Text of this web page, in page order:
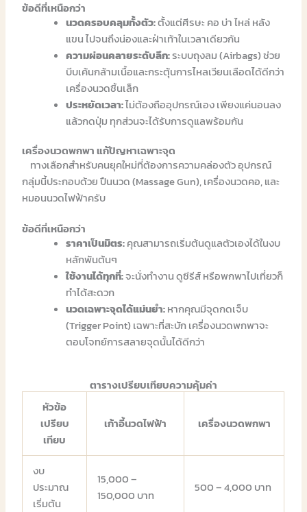
ข้อดีที่เหนือกว่า
นวดครอบคลุมทั้งตัว:ตั้งแต่ศีรษะ คอ บ่า ไหล่ หลัง
แขน ไปจนถึงน่องและฝ่าเท้าในเวลาเดียวกัน
ความผ่อนคลายระดับลึก:ระบบถุงลม (Airbags) ช่วย
บีบเค้นกล้ามเนื้อและกระตุ้นการไหลเวียนเลือดได้ดีกว่า
เครื่องนวดชิ้นเล็ก
ประหยัดเวลา:ไม่ต้องถืออุปกรณ์เอง เพียงแค่นอนลง
แล้วกดปุ่ม ทุกส่วนจะได้รับการดูแลพร้อมกัน
เครื่องนวดพกพา แก้ปัญหาเฉพาะจุด
ทางเลือกสำหรับคนยุคใหม่ที่ต้องการความคล่องตัว อุปกรณ์
กลุ่มนี้ประกอบด้วย ปืนนวด (Massage Gun), เครื่องนวดคอ, และ
หมอนนวดไฟฟ้าครับ
ข้อดีที่เหนือกว่า
ราคาเป็นมิตร:คุณสามารถเริ่มต้นดูแลตัวเองได้ในงบ
หลักพันต้นๆ
ใช้งานได้ทุกที่:จะนั่งทำงาน ดูซีรีส์ หรือพกพาไปเที่ยวก็
ทำได้สะดวก
นวดเฉพาะจุดได้แม่นยำ:หากคุณมีจุดกดเจ็บ
(Trigger Point) เฉพาะที่สะบัก เครื่องนวดพกพาจะ
ตอบโจทย์การสลายจุดนั้นได้ดีกว่า
ตารางเปรียบเทียบความคุ้มค่า
หัวข้อ
เปรียบ
เทียบ
เก้าอี้นวดไฟฟ้า เครื่องนวดพกพา
งบ
ประมาณ
เริ่มต้น
15,000 –
150,000 บาท
500 – 4,000 บาท